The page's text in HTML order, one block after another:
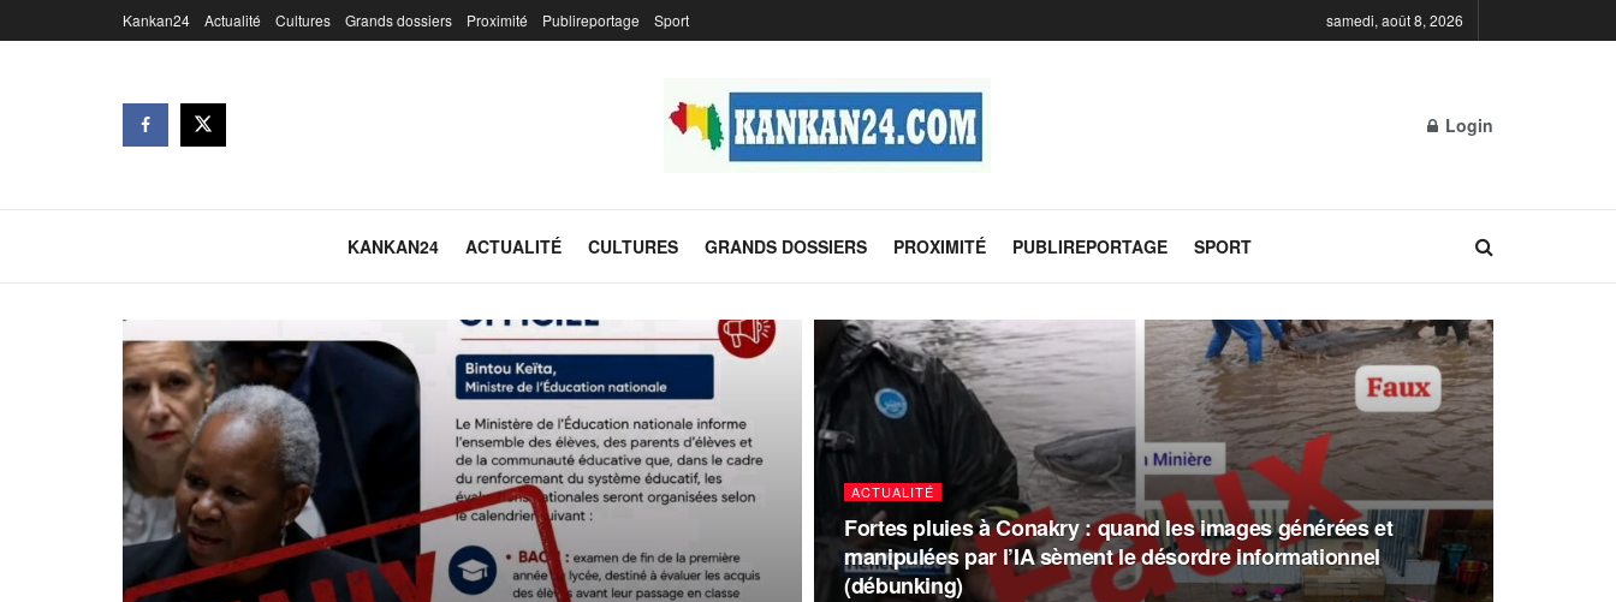
Kankan24 Actualité Cultures Grands dossiers Proximité Publireportage Sport samedi, août 8, 2026
Login
KANKAN24 ACTUALITÉ CULTURES GRANDS DOSSIERS PROXIMITÉ PUBLIREPORTAGE SPORT
ACTUALITÉ
Fortes pluies à Conakry : quand les images générées et
manipulées par l’IA sèment le désordre informationnel
(débunking)